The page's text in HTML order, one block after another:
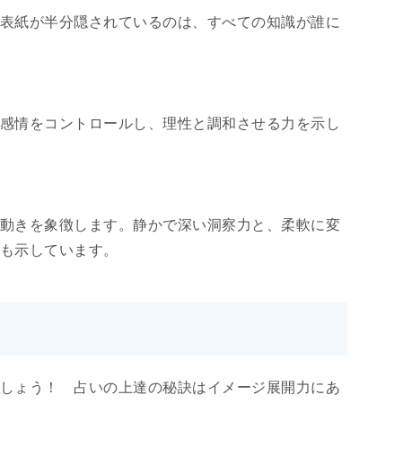
紙が半分隠されているのは、すべての知識が誰に
情をコントロールし、理性と調和させる力を示し
きを象徴します。静かで深い洞察力と、柔軟に変
示しています。
ょう！ 占いの上達の秘訣はイメージ展開力にあ